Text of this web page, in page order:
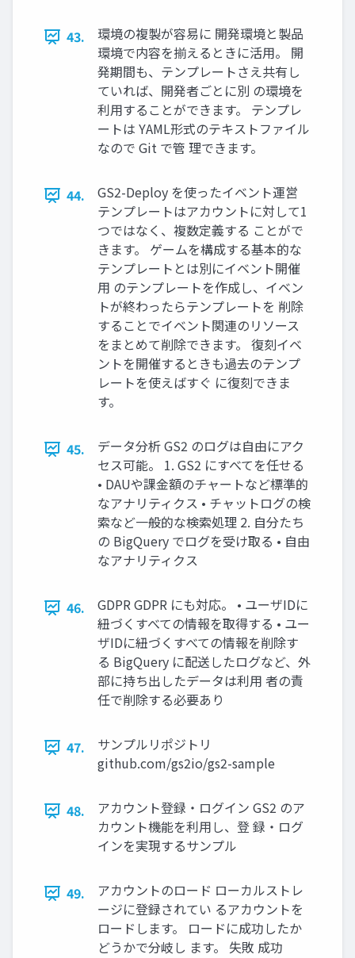
43.
環境の複製が容易に 開発環境と製品
環境で内容を揃えるときに活⽤。 開
発期間も、テンプレートさえ共有し
ていれば、開発者ごとに別 の環境を
利⽤することができます。 テンプレ
ートは YAML形式のテキストファイル
なので Git で管 理できます。
44.
GS2-Deploy を使ったイベント運営
テンプレートはアカウントに対して1
つではなく、複数定義する ことがで
きます。 ゲームを構成する基本的な
テンプレートとは別にイベント開催
⽤ のテンプレートを作成し、イベン
トが終わったらテンプレートを 削除
することでイベント関連のリソース
をまとめて削除できます。 復刻イベ
ントを開催するときも過去のテンプ
レートを使えばすぐ に復刻できま
す。
45.
データ分析 GS2 のログは⾃由にアク
セス可能。 1. GS2 にすべてを任せる
• DAUや課⾦額のチャートなど標準的
なアナリティクス • チャットログの検
索など⼀般的な検索処理 2. ⾃分たち
の BigQuery でログを受け取る • ⾃由
なアナリティクス
46.
GDPR GDPR にも対応。 • ユーザIDに
紐づくすべての情報を取得する • ユー
ザIDに紐づくすべての情報を削除す
る BigQuery に配送したログなど、外
部に持ち出したデータは利⽤ 者の責
任で削除する必要あり
47.
サンプルリポジトリ
github.com/gs2io/gs2-sample
48.
アカウント登録・ログイン GS2 のア
カウント機能を利⽤し、登 録・ログ
インを実現するサンプル
49.
アカウントのロード ローカルストレ
ージに登録されてい るアカウントを
ロードします。 ロードに成功したか
どうかで分岐し ます。 失敗 成功